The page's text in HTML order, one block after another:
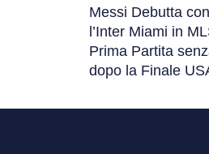
Messi Debutta con
l’Inter Miami in
Prima Partita
dopo la Finale